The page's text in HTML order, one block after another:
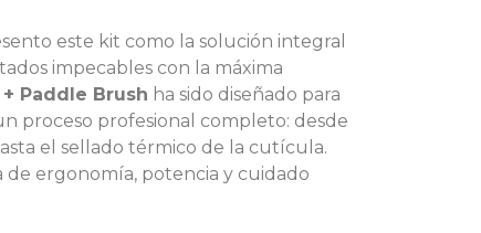
este kit como la solución integral
impecables con la máxima
Paddle Brush ha sido diseñado para
proceso profesional completo: desde
el sellado térmico de la cutícula.
de ergonomía, potencia y cuidado